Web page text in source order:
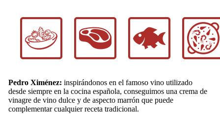
Pedro Ximénez: inspirándonos en el famoso vino utilizado
desde siempre en la cocina española, conseguimos una crema de
vinagre de vino dulce y de aspecto marrón que puede
complementar cualquier receta tradicional.